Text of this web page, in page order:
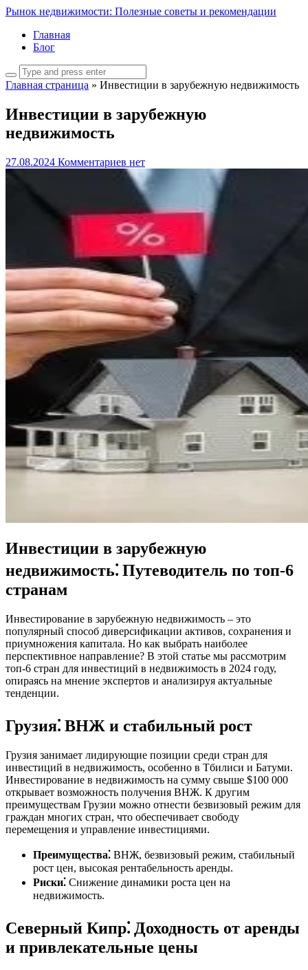
Рынок недвижимости: Полезные советы и рекомендации
Главная
Блог
Главная страница » Инвестиции в зарубежную недвижимость
Инвестиции в зарубежную
недвижимость
27.08.2024 Комментариев нет
Инвестиции в зарубежную
недвижимость⁚ Путеводитель по топ-6
странам
Инвестирование в зарубежную недвижимость – это
популярный способ диверсификации активов, сохранения и
приумножения капитала. Но как выбрать наиболее
перспективное направление? В этой статье мы рассмотрим
топ-6 стран для инвестиций в недвижимость в 2024 году,
опираясь на мнение экспертов и анализируя актуальные
тенденции.
Грузия⁚ ВНЖ и стабильный рост
Грузия занимает лидирующие позиции среди стран для
инвестиций в недвижимость, особенно в Тбилиси и Батуми.
Инвестирование в недвижимость на сумму свыше $100 000
открывает возможность получения ВНЖ. К другим
преимуществам Грузии можно отнести безвизовый режим для
граждан многих стран, что обеспечивает свободу
перемещения и управление инвестициями.
Преимущества⁚ ВНЖ, безвизовый режим, стабильный
рост цен, высокая рентабельность аренды.
Риски⁚ Снижение динамики роста цен на
недвижимость.
Северный Кипр⁚ Доходность от аренды
и привлекательные цены